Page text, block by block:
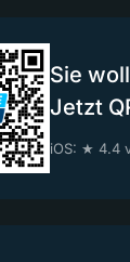
Sie
Jetzt
iOS: ★ 4.4